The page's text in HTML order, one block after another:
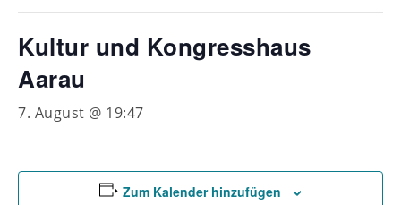
Kultur und Kongresshaus
Aarau
7. August @ 19:47
Zum Kalender hinzufügen